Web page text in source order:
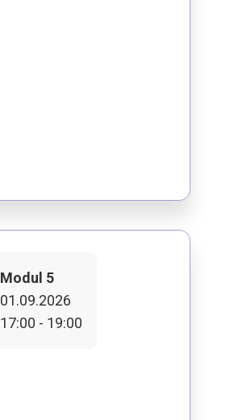
Modul 5
01.09.2026
17:00 - 19:00